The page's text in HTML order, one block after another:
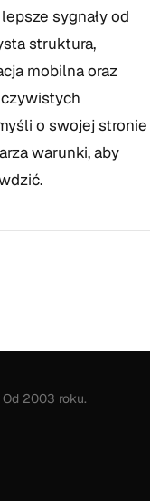
sygnały od
struktura,
mobilna oraz
o swojej stronie
warunki, aby
Od 2003 roku.